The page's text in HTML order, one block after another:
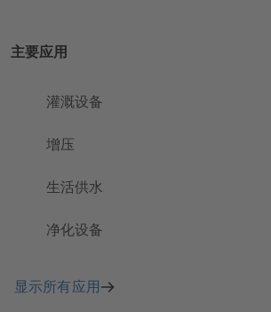
主要应用
灌溉设备
增压
生活供水
净化设备
显示所有应用